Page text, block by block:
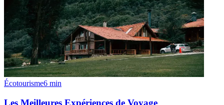
Écotourisme6 min
Les Meilleures Expériences de Voyage